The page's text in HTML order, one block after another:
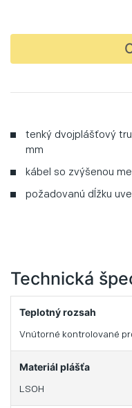
tenký dvojplášťový
mm
kábel so zvýšenou
požadovanú dĺžku
Technická
Teplotný rozsah
Vnútorné kontrolované
Materiál plášťa
LSOH